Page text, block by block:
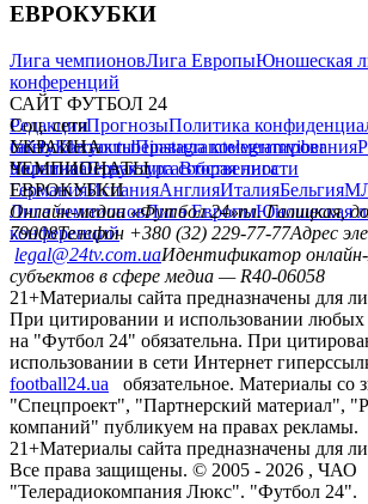
ЕВРОКУБКИ
Лига чемпионовЛига ЕвропыЮношеская
конференций
САЙТ ФУТБОЛ 24
РедакцияПрогнозыПолитика
сайтуКонтактыПравила комментирования
политикаСтруктура собственности
Соц. сети
facebookxyoutubeinstagramtelegramviber
УКРАИНА
УкраинаПервая лигаВторая лига
ЧЕМПИОНАТЫ
ГерманияИспанияАнглияИталияБельгия
ЕВРОКУБКИ
Лига чемпионовЛига ЕвропыЮношеская
конференций
Онлайн-медиа «Футбол 24»пл. Галицкая,
79008Телефон +380 (32) 229-77-77Адрес
legal@24tv.com.uaИдентификатор
субъектов в сфере медиа — R40-06058
21+Материалы сайта предназначены для
При цитировании и использовании любых
на "Футбол 24" обязательна. При
использовании в сети Интернет
football24.ua
обязательное. Материалы со
"Спецпроект", "Партнерский материал",
компаний" публикуем на правах рекламы.
21+Материалы сайта предназначены для
Все права защищены. © 2005 - 2026 , ЧАО
"Телерадиокомпания Люкс". "Футбол 24".